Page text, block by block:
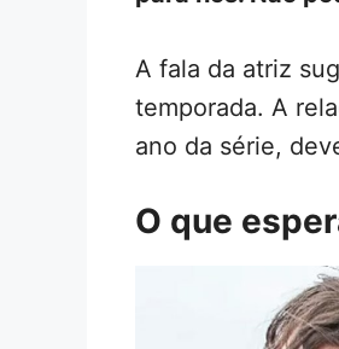
A fala da atriz
temporada. A
ano da série,
O que